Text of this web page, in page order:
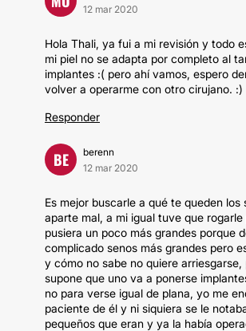
12 mar 2020
Hola Thali, ya fui a mi revisión y todo
mi piel no se adapta por completo al
implantes :( pero ahí vamos, espero
volver a operarme con otro cirujano. :)
Responder
BE
berenn
12 mar 2020
Es mejor buscarle a qué te queden los
aparte mal, a mi igual tuve que
pusiera un poco más grandes porque
complicado senos más grandes pero
y cómo no sabe no quiere arriesgarse,
supone que uno va a ponerse
no para verse igual de plana, yo me
paciente de él y ni siquiera se le
pequeños que eran y ya la había